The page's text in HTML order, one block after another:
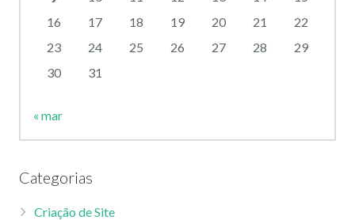
16
17 18 19 20 21
22
23
24 25 26 27 28
29
30
31
« mar
Categorias
Criação de Site